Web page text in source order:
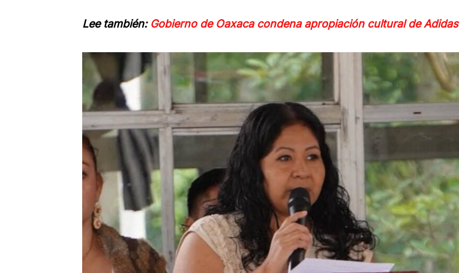
Lee también: Gobierno de Oaxaca condena apropiación cultural de Adidas